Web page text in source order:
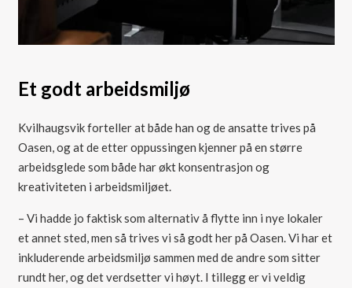
Et godt arbeidsmiljø
Kvilhaugsvik forteller at både han og de ansatte trives på
Oasen, og at de etter oppussingen kjenner på en større
arbeidsglede som både har økt konsentrasjon og
kreativiteten i arbeidsmiljøet.
– Vi hadde jo faktisk som alternativ å flytte inn i nye lokaler
et annet sted, men så trives vi så godt her på Oasen. Vi har et
inkluderende arbeidsmiljø sammen med de andre som sitter
rundt her, og det verdsetter vi høyt. I tillegg er vi veldig